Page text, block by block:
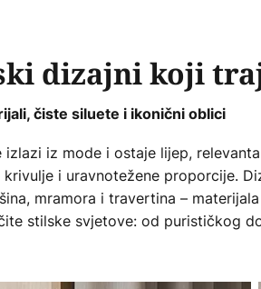
dizajni koji
čiste siluete i ikonični oblici
iz mode i ostaje lijep,
i uravnotežene proporcije.
mramora i travertina –
stilske svjetove: od purističkog